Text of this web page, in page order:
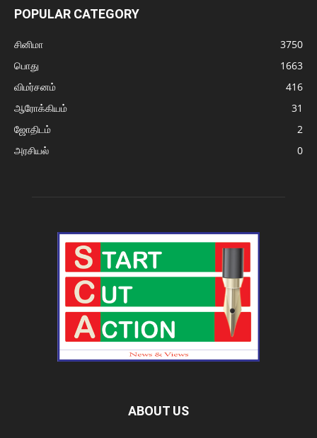
POPULAR CATEGORY
சினிமா
3750
பொது
1663
விமர்சனம்
416
ஆரோக்கியம்
31
ஜோதிடம்
2
அரசியல்
0
ABOUT US